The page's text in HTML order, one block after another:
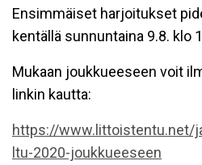
Ensimmäiset harjoitukset
kentällä sunnuntaina 9.8. klo
Mukaan joukkueeseen voit
linkin kautta:
https://www.littoistentu.net/
ltu-2020-joukkueeseen